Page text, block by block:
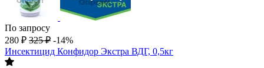
По запросу
280 ₽ 325 ₽ -14%
Инсектицид Конфидор Экстра ВДГ, 0,5кг